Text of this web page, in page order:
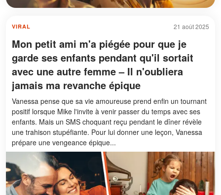
21 août 2025
VIRAL
Mon petit ami m'a piégée pour que je
garde ses enfants pendant qu'il sortait
avec une autre femme – Il n'oubliera
jamais ma revanche épique
Vanessa pense que sa vie amoureuse prend enfin un tournant
positif lorsque Mike l'invite à venir passer du temps avec ses
enfants. Mais un SMS choquant reçu pendant le dîner révèle
une trahison stupéfiante. Pour lui donner une leçon, Vanessa
prépare une vengeance épique...